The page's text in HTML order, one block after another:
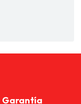
Garantía